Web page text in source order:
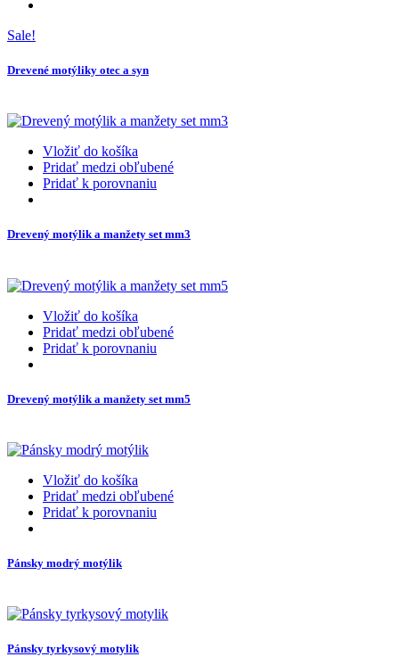
Sale!
Drevené motýliky otec a syn
Vložiť do košíka
Pridať medzi obľubené
Pridať k porovnaniu
Drevený motýlik a manžety set mm3
Vložiť do košíka
Pridať medzi obľubené
Pridať k porovnaniu
Drevený motýlik a manžety set mm5
Vložiť do košíka
Pridať medzi obľubené
Pridať k porovnaniu
Pánsky modrý motýlik
Pánsky tyrkysový motylik